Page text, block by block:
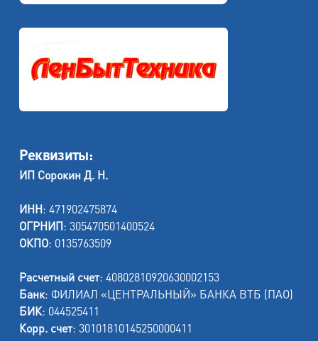
Реквизиты:
ИП Сорокин Д. Н.
ИНН: 471902475874
ОГРНИП: 305470501400524
ОКПО: 0135763509
Расчетный счет: 40802810920630002153
Банк: ФИЛИАЛ «ЦЕНТРАЛЬНЫЙ» БАНКА ВТБ (ПАО)
БИК: 044525411
Корр. счет: 30101810145250000411